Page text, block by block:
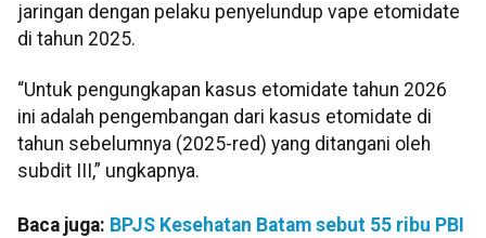
jaringan dengan pelaku penyelundup vape etomidate
di tahun 2025.
“Untuk pengungkapan kasus etomidate tahun 2026
ini adalah pengembangan dari kasus etomidate di
tahun sebelumnya (2025-red) yang ditangani oleh
subdit III,” ungkapnya.
Baca juga: BPJS Kesehatan Batam sebut 55 ribu PBI